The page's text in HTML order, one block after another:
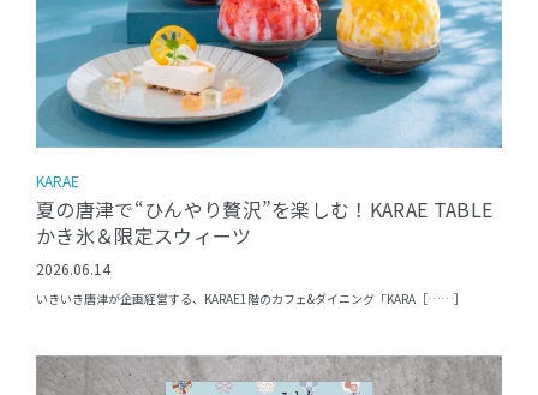
KARAE
夏の唐津で“ひんやり贅沢”を楽しむ！KARAE TABLE
かき氷＆限定スウィーツ
2026.06.14
いきいき唐津が企画経営する、KARAE1階のカフェ&ダイニング「KARA［……］